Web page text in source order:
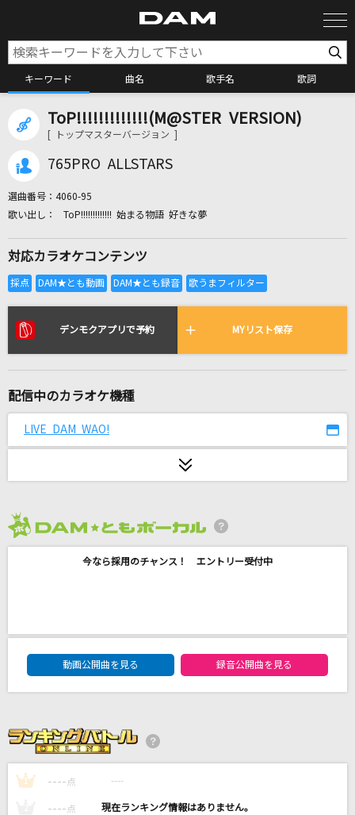
キーワード 曲名 歌手名 歌詞
カラオケ検索
全国りれき
リアルタイムで歌われている曲の一覧
カスミソウ
秒針を噛む
SOUL LOVE
Novelbright
対馬海峡
ToP!!!!!!!!!!!!!(M@STER VERSION)
[ トップマスターバージョン ]
765PRO ALLSTARS
選曲番号： 4060-95
ToP!!!!!!!!!!!!! 始まる物語 好きな夢
対応カラオケコンテンツ
デンモクアプリで予約 MYリスト保存
配信中のカラオケ機種
LIVE DAM WAO!
今なら採用のチャンス！ エントリー受付中
DAM★ともボーカルエントリーランキング
動画公開曲を見る
録音公開曲を見る
1 ---- 点 ----
---- 点 ----